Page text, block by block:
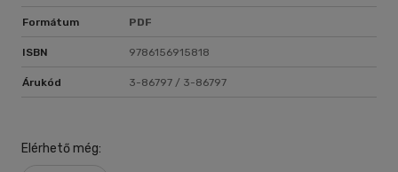
Formátum PDF
ISBN 9786156915818
Árukód 3-86797 / 3-86797
Elérhető még: